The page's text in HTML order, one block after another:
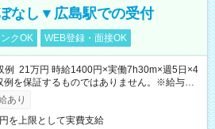
なし▼広島駅での受付
クOK WEB登録・面接OK
21万円 時給1400円×実働7h30m×週5日×4
を保証するものではありません。※給与即
可（利用条件有）
あり
を上限として実費支給